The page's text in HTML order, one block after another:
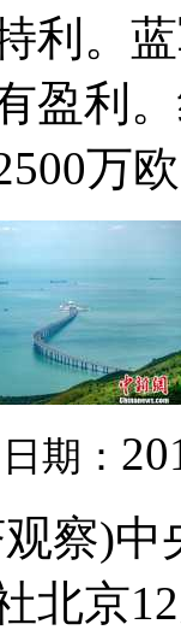
利。
盈利
万
日期：
察)中
北京